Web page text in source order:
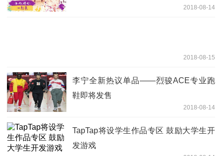
2018-08-14
2018-08-15
李宁全新热议单品——烈骏ACE专业跑
鞋即将发售
2018-08-14
TapTap将设学生作品专区 鼓励大学生开
发游戏